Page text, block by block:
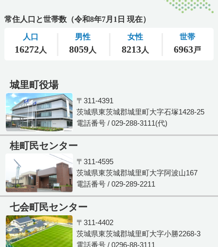
城里町役場
〒311-4391
茨城県東茨城郡城里町大字石塚1428-25
電話番号 / 029-288-3111(代)
桂町民センター
〒311-4595
茨城県東茨城郡城里町大字阿波山167
電話番号 / 029-289-2211
七会町民センター
〒311-4402
茨城県東茨城郡城里町大字小勝2268-3
電話番号 / 0296-88-3111